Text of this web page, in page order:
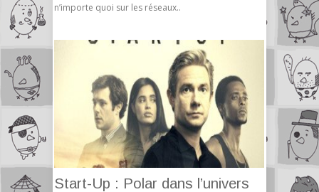
n’importe quoi sur les réseaux..
Start-Up : Polar dans l’univers